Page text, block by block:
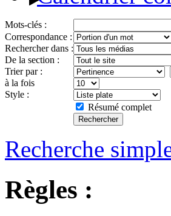
Mots-clés :
Correspondance :
Rechercher dans :
De la section :
Trier par :
à la fois
Style :
Résumé complet
Recherche
Règles :